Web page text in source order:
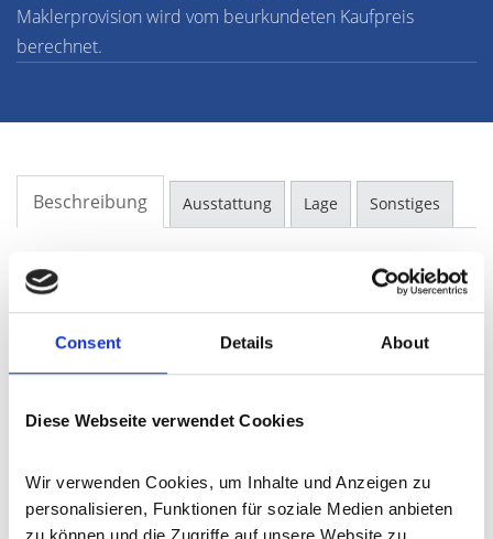
Consent Details About
Diese Webseite verwendet Cookies
Wir verwenden Cookies, um Inhalte und Anzeigen zu
personalisieren, Funktionen für soziale Medien anbieten
zu können und die Zugriffe auf unsere Website zu
Maklerprovision wird vom beurkundeten Kaufpreis
berechnet.
Beschreibung Ausstattung Lage Sonstiges
fordern Sie bitte unser umfangreiches Exposé an. Senden
Sie uns Ihre Anfrage und Sie erhalten umgehend das
Exposé mit vollständigem Bildmaterial und detaillierte
Beschreibung. BITTE SENDEN SIE IHRE ANFRAGE MIT
Ansprechpartner
Frau Lilia Braun